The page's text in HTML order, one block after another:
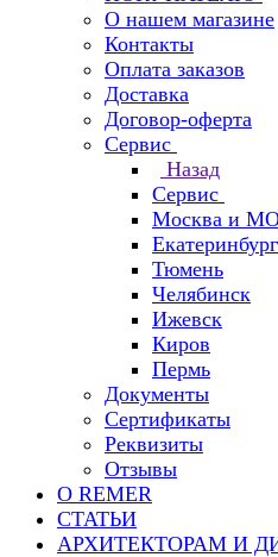
О нашем магазине
Контакты
Оплата заказов
Доставка
Договор-оферта
Сервис
Назад
Сервис
Москва и
Екатеринбург
Тюмень
Челябинск
Ижевск
Киров
Пермь
Документы
Сертификаты
Реквизиты
Отзывы
О REMER
СТАТЬИ
АРХИТЕКТОРАМ И